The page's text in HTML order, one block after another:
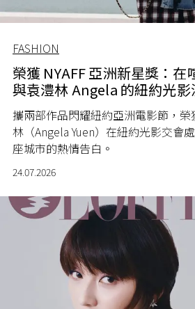
FASHION
榮獲 NYAFF 亞洲新星獎：在
與袁澧林 Angela 的紐約光影
攜兩部作品閃耀紐約亞洲電影節，
林（Angela Yuen）在紐約光影交會
座城市的熱情告白。
24.07.2026